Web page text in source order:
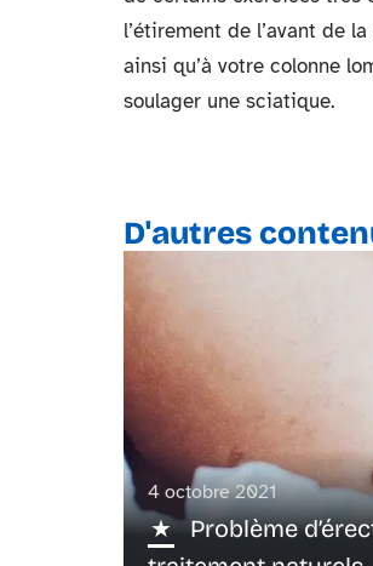
l’étirement de l’avant de
ainsi qu’à votre colonne
soulager une sciatique.
D'autres
4 octobre 2021
Problème